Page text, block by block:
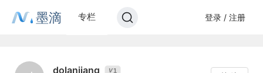
墨滴 专栏 登录 / 注册
dolanjiang V1